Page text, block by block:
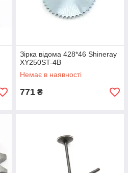
Зірка відома 428*46 Shineray
XY250ST-4B
Немає в наявності
771 ₴